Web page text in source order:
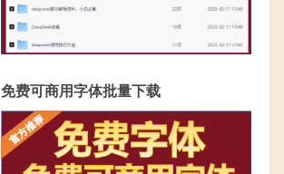
免费可商用字体批量下载